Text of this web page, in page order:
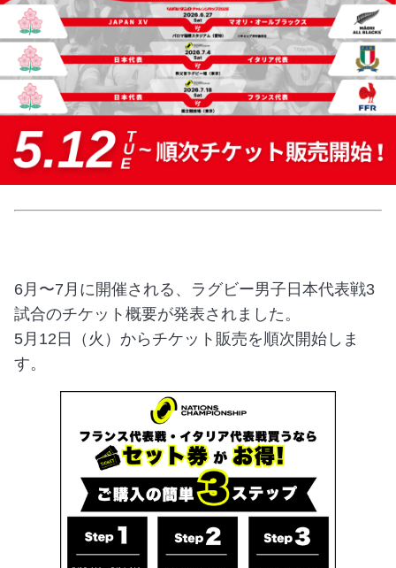
6月〜7月に開催される、ラグビー男子日本代表戦3
試合のチケット概要が発表されました。
5月12日（火）からチケット販売を順次開始しま
す。